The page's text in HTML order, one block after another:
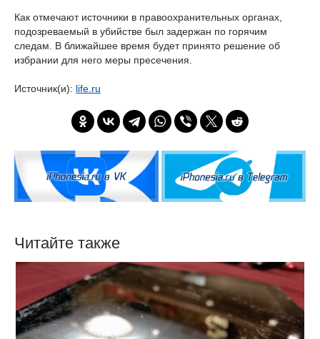
Как отмечают источники в правоохранительных органах,
подозреваемый в убийстве был задержан по горячим
следам. В ближайшее время будет принято решение об
избрании для него меры пресечения.
Источник(и): life.ru
Читайте также